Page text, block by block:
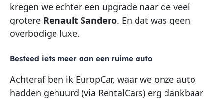
kregen we echter een upgrade naar de veel
grotere Renault Sandero. En dat was geen
overbodige luxe.
Besteed iets meer aan een ruime auto
Achteraf ben ik EuropCar, waar we onze auto
hadden gehuurd (via RentalCars) erg dankbaar